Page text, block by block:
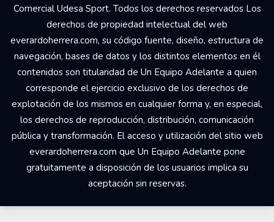
Comercial Udesa Sport. Todos los derechos reservados Los
derechos de propiedad intelectual del web
everardoherrera.com, su código fuente, diseño, estructura de
navegación, bases de datos y los distintos elementos en él
contenidos son titularidad de Un Equipo Adelante a quien
corresponde el ejercicio exclusivo de los derechos de
explotación de los mismos en cualquier forma y, en especial,
los derechos de reproducción, distribución, comunicación
pública y transformación. El acceso y utilización del sitio web
everardoherrera.com que Un Equipo Adelante pone
gratuitamente a disposición de los usuarios implica su
aceptación sin reservas.